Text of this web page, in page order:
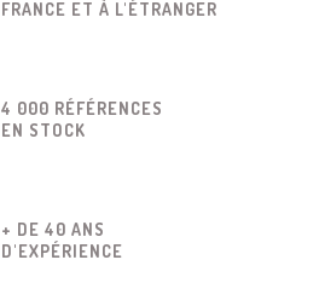
FRANCE ET À L'ÉTRANGER
4 000 RÉFÉRENCES
EN STOCK
+ DE 40 ANS
D'EXPÉRIENCE